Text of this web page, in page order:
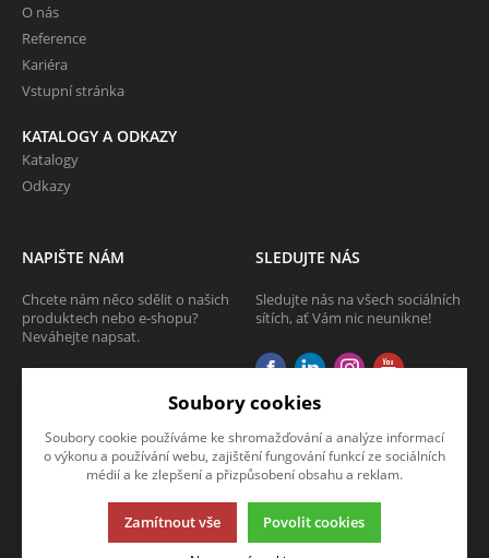
O nás
Reference
Kariéra
Vstupní stránka
KATALOGY A ODKAZY
Katalogy
Odkazy
NAPIŠTE NÁM
Chcete nám něco sdělit o našich
produktech nebo e-shopu?
Neváhejte napsat.
SLEDUJTE NÁS
Sledujte nás na všech sociálních
sítích, ať Vám nic neunikne!
Tato stránka používá soubory cookies. Klikněte pro více informací.
Soubory cookies
Soubory cookie používáme ke shromažďování a analýze informací
o výkonu a používání webu, zajištění fungování funkcí ze sociálních
médií a ke zlepšení a přizpůsobení obsahu a reklam.
Zamítnout vše Povolit cookies